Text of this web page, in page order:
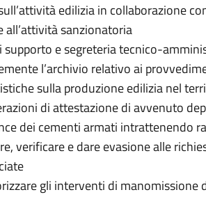
edilizia in collaborazione
all’attività sanzionatoria
e segreteria tecnico-
l’archivio relativo ai
sulla produzione edilizia nel
di attestazione di avvenuto
dei cementi armati intrattenendo
verificare e dare evasione alle
gli interventi di manomissione